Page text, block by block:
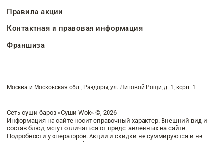
Правила акции
Контактная и правовая информация
Франшиза
Москва и Московская обл., Раздоры, ул. Липовой Рощи, д. 1, корп. 1
Сеть суши-баров «Суши Wok» ©, 2026
Информация на сайте носит справочный характер. Внешний вид и
состав блюд могут отличаться от представленных на сайте.
Подробности у операторов. Акции и скидки не суммируются и не